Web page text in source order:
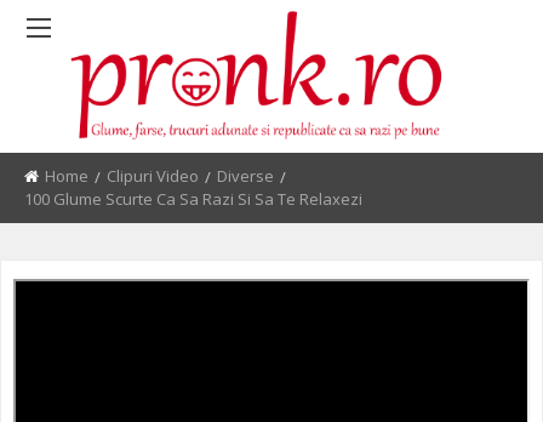
Home Clipuri Video
Diverse
Current:
100 Glume Scurte Ca Sa Razi Si Sa Te Relaxezi